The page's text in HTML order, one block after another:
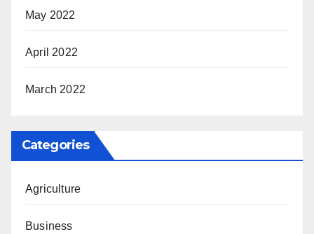
May 2022
April 2022
March 2022
Categories
Agriculture
Business